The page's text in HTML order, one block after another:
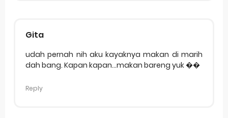
Gita
udah pernah nih aku kayaknya makan di marih
dah bang. Kapan kapan...makan bareng yuk ��
Reply